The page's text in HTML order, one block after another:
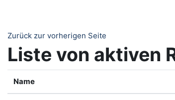
Zurück zur vorherigen Seite
Liste von aktiven
Name